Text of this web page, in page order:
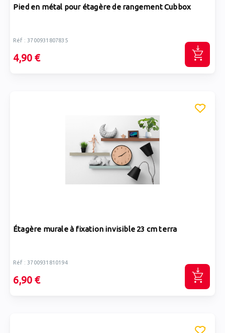
Pied en métal pour étagère de rangement Cubbox
Réf : 3700931807835
4,90 €
Étagère murale à fixation invisible 23 cm terra
Réf : 3700931810194
6,90 €